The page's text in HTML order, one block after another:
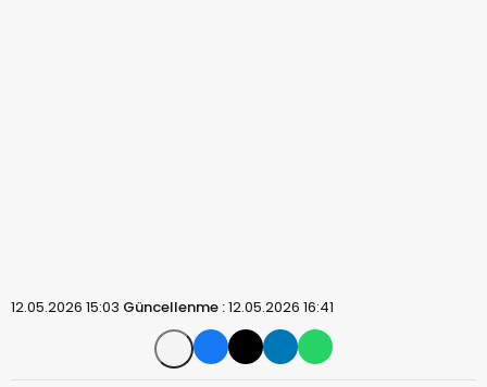
12.05.2026 15:03 Güncellenme :12.05.2026 16:41